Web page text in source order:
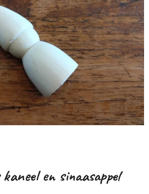
kaneel en sinaasappel